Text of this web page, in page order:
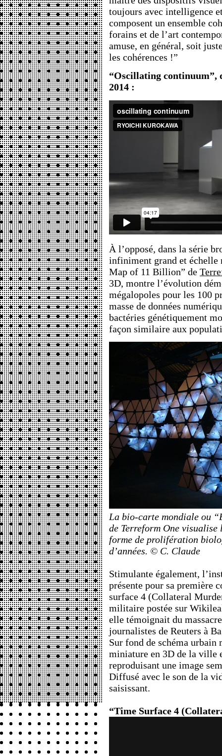
toujours avec intelligence
composent un ensemble
forains et de l’art
amuse, en général, soit
les cohérences !”
“Oscillating continuum”,
2014 :
À l’opposé, dans la série
infiniment grand et
Map of 11 Billion” de
3D, montre l’évolution
mégalopoles pour les 100
masse de données
bactéries génétiquement
façon similaire aux
La bio-carte mondiale ou
de Terreform One visualise
forme de prolifération
d’années. © C. Claude
Stimulante également,
présente pour sa première
surface 4 (Collateral
militaire postée sur
elle témoignait du
journalistes de Reuters à
Sur fond de schéma urbain
miniature en 3D de la ville
reproduisant une image
Diffusé avec le son de la
saisissant.
“Time Surface 4